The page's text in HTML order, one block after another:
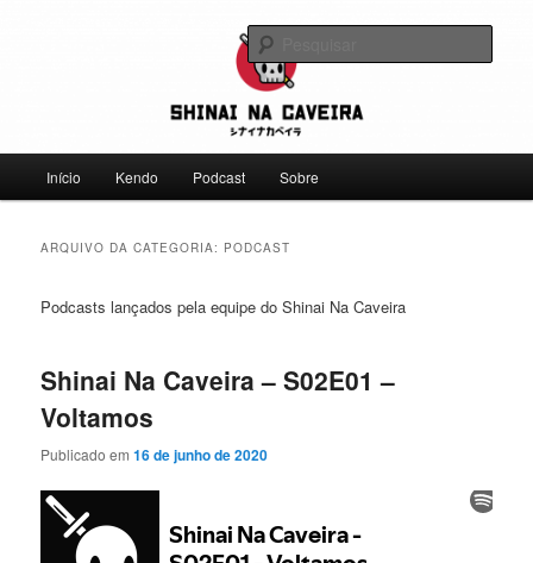
Shinai na Caveira
principal
Início Kendo Podcast Sobre
ARQUIVO DA CATEGORIA: PODCAST
Podcasts lançados pela equipe do Shinai Na Caveira
Shinai Na Caveira – S02E01 –
Voltamos
Publicado em16 de junho de 2020